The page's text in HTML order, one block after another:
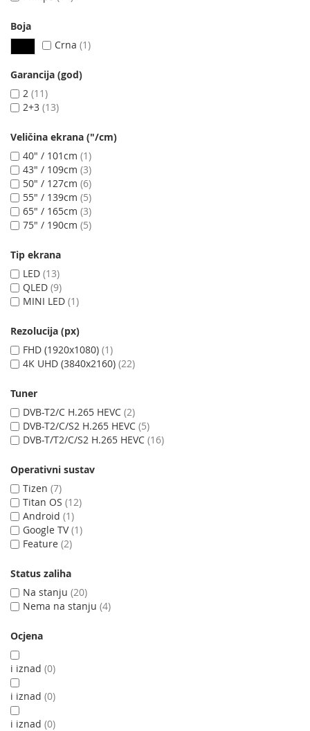
Boja
Crna 1
Garancija (god)
2 11
2+3 13
Veličina ekrana ("/cm)
40" / 101cm 1
43" / 109cm 3
50" / 127cm 6
55" / 139cm 5
65" / 165cm 3
75" / 190cm 5
Tip ekrana
LED 13
QLED 9
MINI LED 1
Rezolucija (px)
FHD (1920x1080) 1
4K UHD (3840x2160) 22
Tuner
DVB-T2/C H.265 HEVC 2
DVB-T2/C/S2 H.265 HEVC 5
DVB-T/T2/C/S2 H.265 HEVC 16
Operativni sustav
Tizen 7
Titan OS 12
Android 1
Google TV 1
Feature 2
Status zaliha
Na stanju 20
Nema na stanju 4
Ocjena
i iznad 0
i iznad 0
i iznad 0